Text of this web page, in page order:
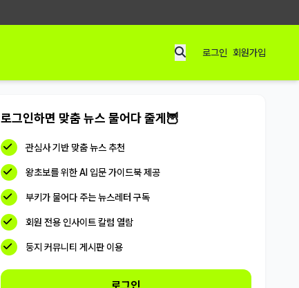
로그인 회원가입
로그인하면 맞춤 뉴스 물어다 줄게🦉
관심사 기반 맞춤 뉴스 추천
왕초보를 위한 AI 입문 가이드북 제공
부키가 물어다 주는 뉴스레터 구독
회원 전용 인사이트 칼럼 열람
둥지 커뮤니티 게시판 이용